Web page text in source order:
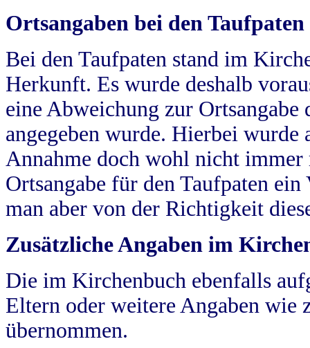
Ortsangaben bei den Taufpaten
Bei den Taufpaten stand im
Herkunft. Es wurde deshalb
eine Abweichung zur
angegeben wurde. Hierbei wurde
Annahme doch wohl nicht
Ortsangabe für den Taufpaten
man aber von der Richtigkeit
Zusätzliche Angaben im
Die im Kirchenbuch ebenfalls
Eltern oder weitere Angaben wie
übernommen.